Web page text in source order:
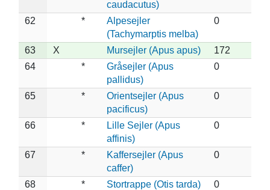
caudacutus)
62 *
Alpesejler
(Tachymarptis melba)
0
63 X Mursejler (Apus apus)
172
64
*
Gråsejler (Apus
pallidus)
0
65 *
Orientsejler (Apus
pacificus)
0
66 *
Lille Sejler (Apus
affinis)
0
67 *
Kaffersejler (Apus
caffer)
0
68 * Stortrappe (Otis tarda)
0